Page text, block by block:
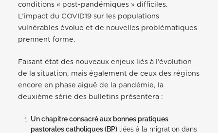
conditions « post-pandémiques » difficiles.
L’impact du COVID19 sur les populations
vulnérables évolue et de nouvelles problématiques
prennent forme.
Faisant état des nouveaux enjeux liés à l’évolution
de la situation, mais également de ceux des régions
encore en phase aiguë de la pandémie, la
deuxième série des bulletins présentera :
Un chapitre consacré aux bonnes pratiques
pastorales catholiques (BP) liées à la migration dans